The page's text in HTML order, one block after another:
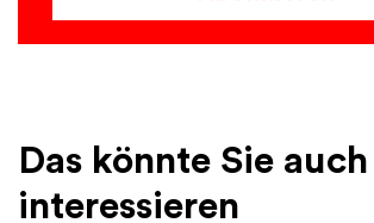
Das könnte Sie auch
interessieren